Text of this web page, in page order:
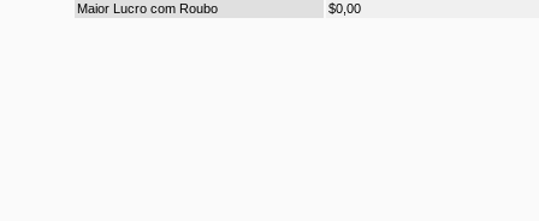
Maior Lucro com Roubo
$0,00